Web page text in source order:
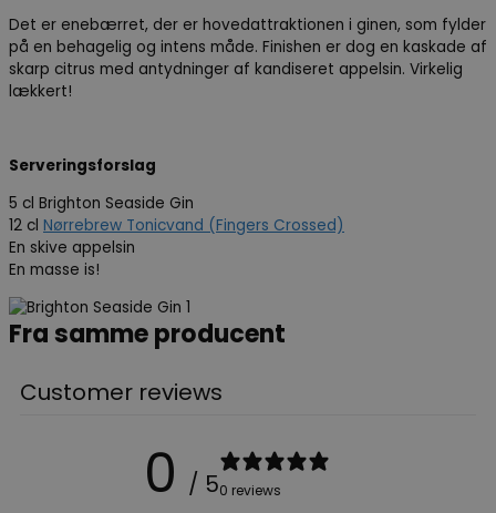
Det er enebærret, der er hovedattraktionen i ginen, som fylder
på en behagelig og intens måde. Finishen er dog en kaskade af
skarp citrus med antydninger af kandiseret appelsin. Virkelig
lækkert!
Serveringsforslag
5 cl Brighton Seaside Gin
12 cl Nørrebrew Tonicvand (Fingers Crossed)
En skive appelsin
En masse is!
Fra samme producent
Customer reviews
0 / 50 reviews